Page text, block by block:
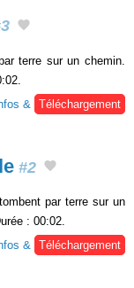
terre sur un chemin.
&
Téléchargement
#2
par terre sur un
: 00:02.
&
Téléchargement